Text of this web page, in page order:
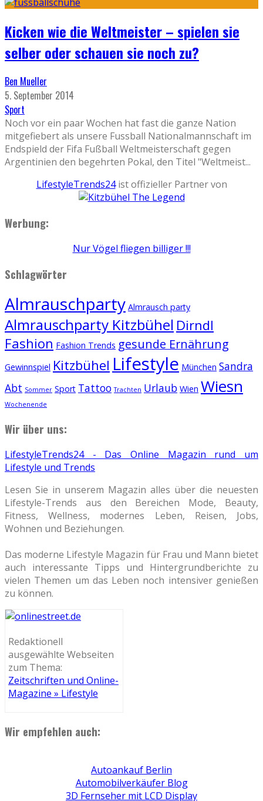
Kicken wie die Weltmeister – spielen sie
selber oder schauen sie noch zu?
Ben Mueller
5. September 2014
Sport
Noch vor ein paar Wochen hat fast die ganze Nation
mitgefiebert als unsere Fussball Nationalmannschaft im
Endspield der Fifa Fußball Weltmeisterschaft gegen
Argentinien den begehrten Pokal, den Titel "Weltmeist...
LifestyleTrends24ist offizieller Partner von
Werbung:
Nur Vögel fliegen billiger !!!
Schlagwörter
Almrauschparty Almrausch party
Almrauschparty Kitzbühel Dirndl
Fashion Fashion Trends gesunde Ernährung
Gewinnspiel Kitzbühel Lifestyle München Sandra
Abt Sommer Sport Tattoo Trachten Urlaub Wien Wiesn
Wochenende
Wir über uns:
LifestyleTrends24 - Das Online Magazin rund um
Lifestyle und Trends
Lesen Sie in unserem Magazin alles über die neuesten
Lifestyle-Trends aus den Bereichen Mode, Beauty,
Fitness, Wellness, modernes Leben, Reisen, Jobs,
Wohnen und Beziehungen.
Das moderne Lifestyle Magazin für Frau und Mann bietet
auch interessante Tipps und Hintergrundberichte zu
vielen Themen um das Leben noch intensiver genießen
zu können.
Redaktionell
ausgewählte Webseiten
zum Thema:
Zeitschriften und Online-
Magazine » Lifestyle
Wir empfehlen auch:
Autoankauf Berlin
Automobilverkäufer Blog
3D Fernseher mit LCD Display